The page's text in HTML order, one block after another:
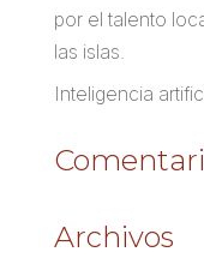
por el talento
las islas.
Inteligencia
Archivos